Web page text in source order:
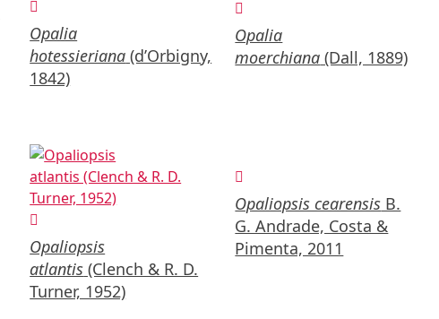
Opalia
hotessieriana (d’Orbigny,
1842)
Opalia
moerchiana (Dall, 1889)
Opaliopsis
atlantis (Clench & R. D.
Turner, 1952)
Opaliopsis cearensis B.
G. Andrade, Costa &
Pimenta, 2011